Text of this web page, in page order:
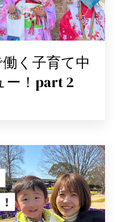
く子育て中
ー！part 2